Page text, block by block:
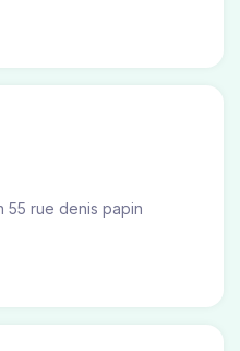
55 rue denis papin